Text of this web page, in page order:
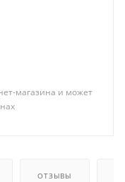
магазина и может
ОТЗЫВЫ